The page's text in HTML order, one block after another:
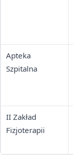
Apteka
Szpitalna
II Zakład
Fizjoterapii